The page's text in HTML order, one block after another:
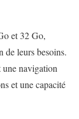
et 32 Go,
de leurs besoins.
navigation
et une capacité